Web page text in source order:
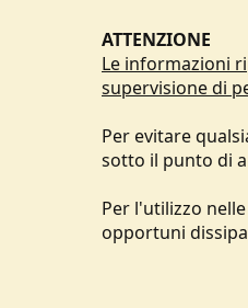
ATTENZIONE
Le informazioni
supervisione di
Per evitare
sotto il punto di
Per l'utilizzo
opportuni